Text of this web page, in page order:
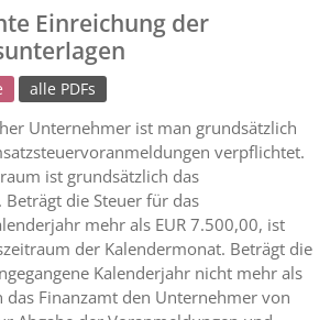
Einreichung der
alle PDFs
Unternehmer ist man grundsätzlich
verpflichtet.
ist grundsätzlich das
die Steuer für das
mehr als EUR 7.500,00, ist
der Kalendermonat. Beträgt die
Kalenderjahr nicht mehr als
das Finanzamt den Unternehmer von